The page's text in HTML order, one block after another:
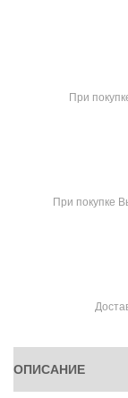
При
При покупке
ОПИСАНИЕ